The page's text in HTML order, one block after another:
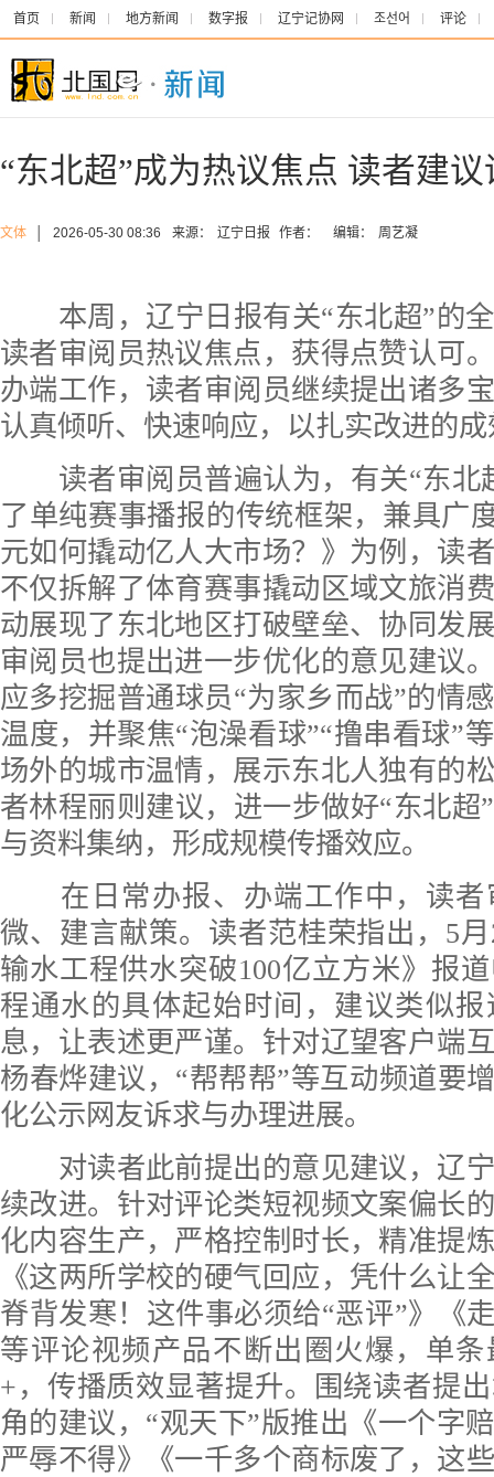
首页 新闻 地方新闻 数字报 辽宁记协网 조선어 评论
“东北超”成为热议焦点 读者建
文体 2026-05-30 08:36 来源： 辽宁日报 作者： 编辑： 周艺凝
本周，辽宁日报有关“东北超”的全
读者审阅员热议焦点，获得点赞认可
办端工作，读者审阅员继续提出诸多
认真倾听、快速响应，以扎实改进的
读者审阅员普遍认为，有关“东北
了单纯赛事播报的传统框架，兼具广
元如何撬动亿人大市场？》为例，读
不仅拆解了体育赛事撬动区域文旅消
动展现了东北地区打破壁垒、协同发
审阅员也提出进一步优化的意见建议
应多挖掘普通球员“为家乡而战”的情
温度，并聚焦“泡澡看球”“撸串看球”
场外的城市温情，展示东北人独有的
者林程丽则建议，进一步做好“东北超
与资料集纳，形成规模传播效应。
在日常办报、办端工作中，读者
微、建言献策。读者范桂荣指出，5
输水工程供水突破100亿立方米》报
程通水的具体起始时间，建议类似
息，让表述更严谨。针对辽望客户端
杨春烨建议，“帮帮帮”等互动频道要
化公示网友诉求与办理进展。
对读者此前提出的意见建议，辽宁
续改进。针对评论类短视频文案偏长
化内容生产，严格控制时长，精准提
《这两所学校的硬气回应，凭什么让
脊背发寒！这件事必须给“恶评”》《
等评论视频产品不断出圈火爆，单
+，传播质效显著提升。围绕读者提
角的建议，“观天下”版推出《一个字
严辱不得》《一千多个商标废了，这